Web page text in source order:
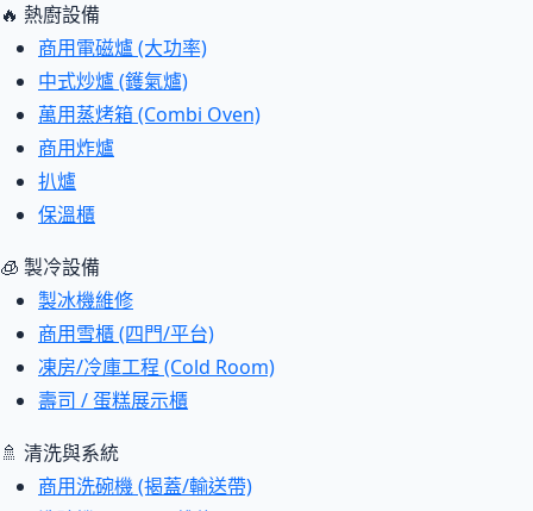
🔥 熱廚設備
商用電磁爐 (大功率)
中式炒爐 (鑊氣爐)
萬用蒸烤箱 (Combi Oven)
商用炸爐
扒爐
保溫櫃
🧊 製冷設備
製冰機維修
商用雪櫃 (四門/平台)
凍房/冷庫工程 (Cold Room)
壽司 / 蛋糕展示櫃
🚿 清洗與系統
商用洗碗機 (揭蓋/輸送帶)